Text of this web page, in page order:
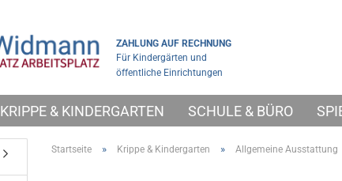
ZAHLUNG AUF RECHNUNG
Für Kindergärten und
öffentliche Einrichtungen
KRIPPE & KINDERGARTEN SCHULE & BÜRO
Startseite » Krippe & Kindergarten » Allgemeine Ausstattung